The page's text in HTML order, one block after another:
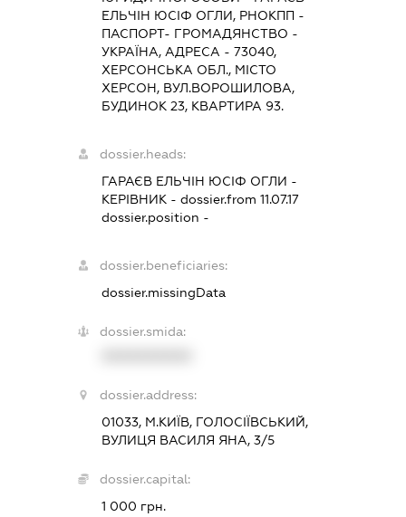
ЕЛЬЧІН ЮСІФ ОГЛИ, РНОКПП -
ПАСПОРТ- ГРОМАДЯНСТВО -
УКРАЇНА, АДРЕСА - 73040,
ХЕРСОНСЬКА ОБЛ., МІСТО
ХЕРСОН, ВУЛ.ВОРОШИЛОВА,
БУДИНОК 23, КВАРТИРА 93.
dossier.heads:
ГАРАЄВ ЕЛЬЧІН ЮСІФ ОГЛИ -
КЕРІВНИК - dossier.from 11.07.17
dossier.position -
dossier.beneficiaries:
dossier.missingData
dossier.smida:
dossier.address:
01033, М.КИЇВ, ГОЛОСІЇВСЬКИЙ,
ВУЛИЦЯ ВАСИЛЯ ЯНА, 3/5
dossier.capital:
1 000 грн.